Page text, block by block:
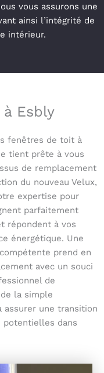
vous assurons une
ainsi l’intégrité de
intérieur.
Esbly
fenêtres de toit à
tient prête à vous
de remplacement
du nouveau Velux,
expertise pour
parfaitement
répondent à vos
énergétique. Une
prend en
avec un souci
de
la simple
assurer une transition
dans